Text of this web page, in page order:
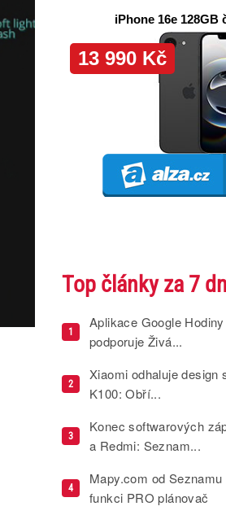
Top články za 7
1
Aplikace Google
podporuje Živá...
2
Xiaomi odhaluje design
K100: Obří...
3
Konec softwarových
a Redmi: Seznam...
4
Mapy.com od
funkci PRO plánovač